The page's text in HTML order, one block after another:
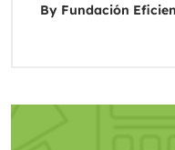
By Fundación